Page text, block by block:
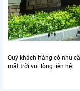
Quý khách hàng có nhu
mặt trời vui lòng liên hệ: